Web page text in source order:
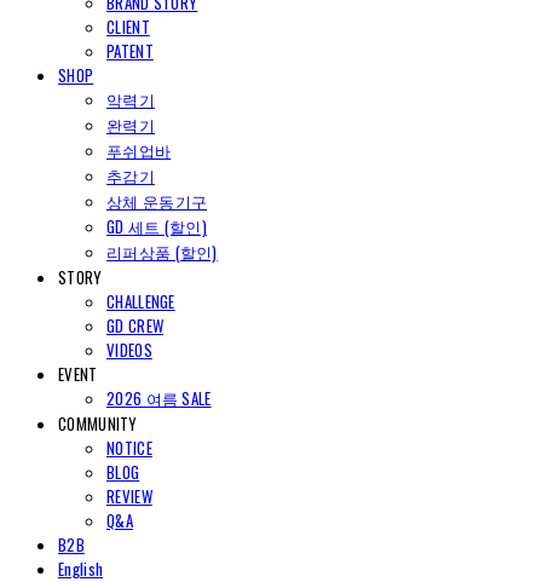
CLIENT
PATENT
SHOP
악력기
완력기
푸쉬업바
추감기
상체 운동기구
GD 세트 (할인)
리퍼상품 (할인)
STORY
CHALLENGE
GD CREW
VIDEOS
EVENT
2026 여름 SALE
COMMUNITY
NOTICE
BLOG
REVIEW
Q&A
B2B
English